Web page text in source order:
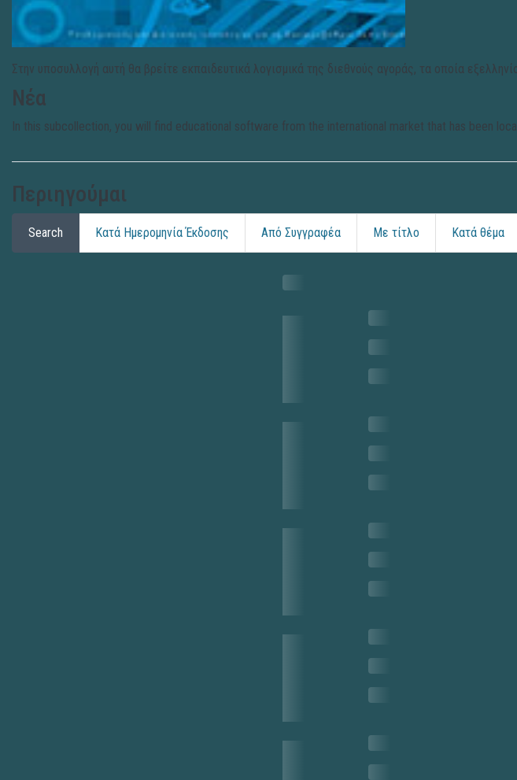
Στην υποσυλλογή αυτή θα βρείτε εκπαιδευτικά λογισμικά της διεθνούς αγοράς, τα οποία
Νέα
In this subcollection, you will find educational software from the international market that has been
Περιηγούμαι
Search Κατά Ημερομηνία Έκδοσης Από Συγγραφέα Με τίτλο Κατά θέμα